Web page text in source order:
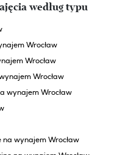
według typu
Wrocław
Wrocław
Wrocław
wynajem Wrocław
wynajem Wrocław